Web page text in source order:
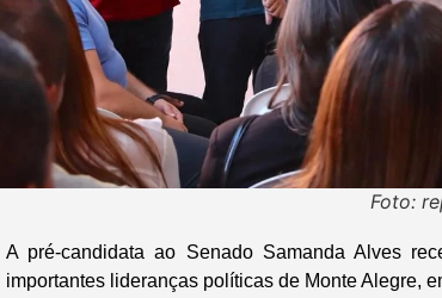
Foto:
A pré-candidata ao Senado Samanda Alves
importantes lideranças políticas de Monte Alegre,